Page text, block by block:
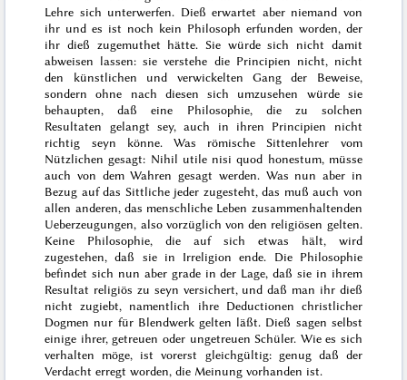
Lehre sich unterwerfen. Dieß erwartet aber niemand von
ihr und es ist noch kein Philosoph erfunden worden, der
ihr dieß zugemuthet hätte. Sie würde sich nicht damit
abweisen lassen: sie verstehe die Principien nicht, nicht
den künstlichen und verwickelten Gang der Beweise,
sondern ohne nach diesen sich umzusehen würde sie
behaupten, daß eine Philosophie, die zu solchen
Resultaten gelangt sey, auch in ihren Principien nicht
richtig seyn könne. Was römische Sittenlehrer vom
Nützlichen gesagt: Nihil utile nisi quod honestum, müsse
auch von dem Wahren gesagt werden. Was nun aber in
Bezug auf das Sittliche jeder zugesteht, das muß auch von
allen anderen, das menschliche Leben zusammenhaltenden
Ueberzeugungen, also vorzüglich von den religiösen gelten.
Keine Philosophie, die auf sich etwas hält, wird
zugestehen, daß sie in Irreligion ende. Die Philosophie
befindet sich nun aber grade in der Lage, daß sie in ihrem
Resultat religiös zu seyn versichert, und daß man ihr dieß
nicht zugiebt, namentlich ihre Deductionen christlicher
Dogmen nur für Blendwerk gelten läßt. Dieß sagen selbst
einige ihrer, getreuen oder ungetreuen Schüler. Wie es sich
verhalten möge, ist vorerst gleichgültig: genug daß der
Verdacht erregt worden, die Meinung vorhanden ist.